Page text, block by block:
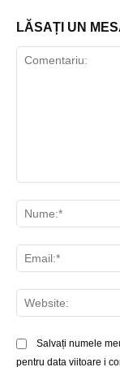
LĂSAȚI UN
Salvați numele
pentru data viitoare i